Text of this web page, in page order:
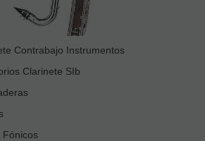
Contrabajo Instrumentos
Clarinete SIb
Fónicos